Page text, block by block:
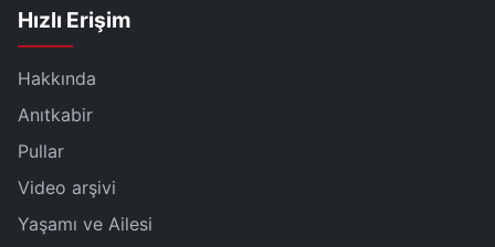
Hızlı Erişim
Hakkında
Anıtkabir
Pullar
Video arşivi
Yaşamı ve Ailesi